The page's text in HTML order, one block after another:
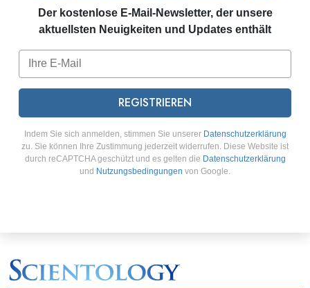
Der kostenlose E-Mail-Newsletter, der unsere
aktuellsten Neuigkeiten und Updates enthält
REGISTRIEREN
Indem Sie sich anmelden, stimmen Sie unserer Datenschutzerklärung
zu. Sie können Ihre Zustimmung jederzeit widerrufen. Diese Website ist
durch reCAPTCHA geschützt und es gelten die Datenschutzerklärung
und Nutzungsbedingungen von Google.